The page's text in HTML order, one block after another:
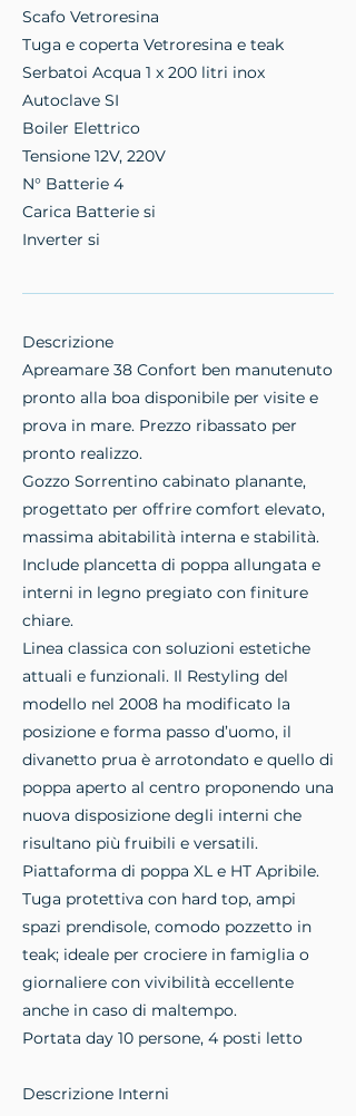
Scafo Vetroresina
Tuga e coperta Vetroresina e teak
Serbatoi Acqua 1 x 200 litri inox
Autoclave SI
Boiler Elettrico
Tensione 12V, 220V
N° Batterie 4
Carica Batterie si
Inverter si
Descrizione
Apreamare 38 Confort ben manutenuto
pronto alla boa disponibile per visite e
prova in mare. Prezzo ribassato per
pronto realizzo.
Gozzo Sorrentino cabinato planante,
progettato per offrire comfort elevato,
massima abitabilità interna e stabilità.
Include plancetta di poppa allungata e
interni in legno pregiato con finiture
chiare.
Linea classica con soluzioni estetiche
attuali e funzionali. Il Restyling del
modello nel 2008 ha modificato la
posizione e forma passo d’uomo, il
divanetto prua è arrotondato e quello di
poppa aperto al centro proponendo una
nuova disposizione degli interni che
risultano più fruibili e versatili.
Piattaforma di poppa XL e HT Apribile.
Tuga protettiva con hard top, ampi
spazi prendisole, comodo pozzetto in
teak; ideale per crociere in famiglia o
giornaliere con vivibilità eccellente
anche in caso di maltempo.
Portata day 10 persone, 4 posti letto
Descrizione Interni